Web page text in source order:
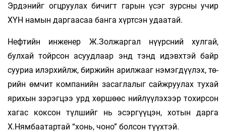
Эрдэнийг огцруулах бичигт гарын үсэг зурсны учир
ХҮН намын даргаасаа банга хүртсэн удаатай.
Нефтийн инженер Ж.Золжаргал нүүрсний хулгай,
булхай тойрсон асуудлаар энд тэнд идэвхтэй байр
сууриа илэрхийлж, биржийн арилжааг нэмэгдүүлэх, тө­­
рийн өмчит компанийн засаглалыг сайжруулах тухай
ярихын зэрэгцээ урд хөршөөс нийлүүлэхээр тохирсон
хагас коксон түлшийг нь эсэргүүцэн, хотын дарга
Х.Нямбаатартай “хонь, чоно” болсон түүхтэй.